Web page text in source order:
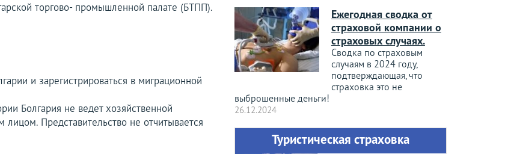
торгово- промышленной палате (БТПП).
и зарегистрироваться в миграционной
Болгария не ведет хозяйственной
Представительство не отчитывается
Ежегодная сводка от
страховой компании о
страховых случаях.
Сводка по страховым
случаям в 2024 году,
подтверждающая, что
страховка это не
выброшенные деньги!
26.12.2024
Туристическая страховка